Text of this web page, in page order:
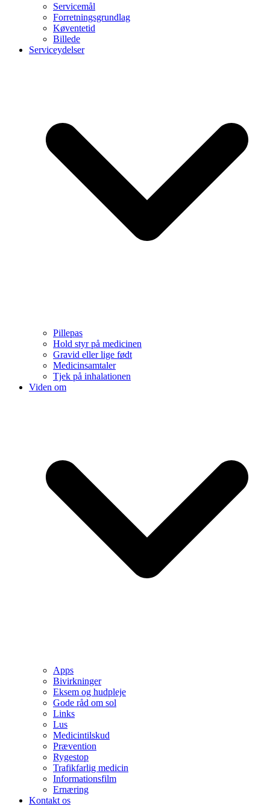
Servicemål
Forretningsgrundlag
Køventetid
Billede
Serviceydelser
Pillepas
Hold styr på medicinen
Gravid eller lige født
Medicinsamtaler
Tjek på inhalationen
Viden om
Apps
Bivirkninger
Eksem og hudpleje
Gode råd om sol
Links
Lus
Medicintilskud
Prævention
Rygestop
Trafikfarlig medicin
Informationsfilm
Ernæring
Kontakt os